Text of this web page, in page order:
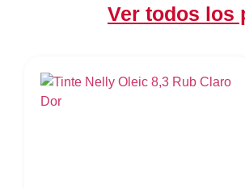
Ver todos los